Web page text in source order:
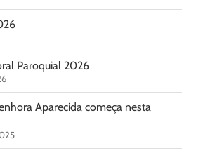
Paroquial 2026
Aparecida começa nesta